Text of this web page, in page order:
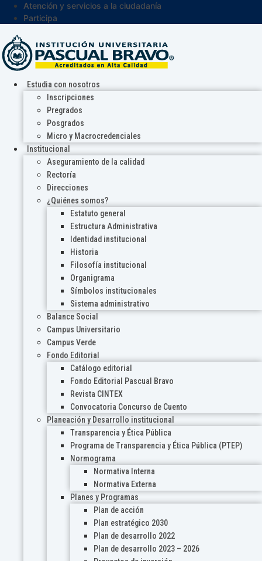
Atención y servicios a la ciudadanía
Participa
Estudia con nosotros
Inscripciones
Pregrados
Posgrados
Micro y Macrocredenciales
Institucional
Aseguramiento de la calidad
Rectoría
Direcciones
¿Quiénes somos?
Estatuto general
Estructura Administrativa
Identidad institucional
Historia
Filosofía institucional
Organigrama
Símbolos institucionales
Sistema administrativo
Balance Social
Campus Universitario
Campus Verde
Fondo Editorial
Catálogo editorial
Fondo Editorial Pascual Bravo
Revista CINTEX
Convocatoria Concurso de Cuento
Planeación y Desarrollo institucional
Transparencia y Ética Pública
Programa de Transparencia y Ética Pública (PTEP)
Normograma
Normativa Interna
Normativa Externa
Planes y Programas
Plan de acción
Plan estratégico 2030
Plan de desarrollo 2022
Plan de desarrollo 2023 – 2026